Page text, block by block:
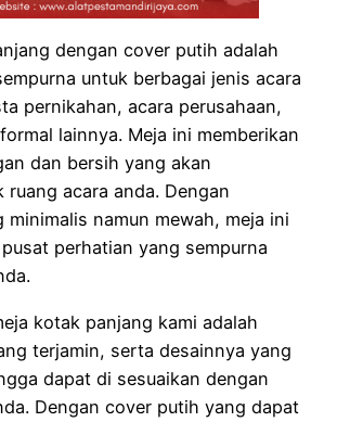
dengan cover putih adalah
untuk berbagai jenis acara
pernikahan, acara perusahaan,
lainnya. Meja ini memberikan
dan bersih yang akan
ruang acara anda. Dengan
minimalis namun mewah, meja ini
perhatian yang sempurna
kotak panjang kami adalah
terjamin, serta desainnya yang
dapat di sesuaikan dengan
Dengan cover putih yang dapat